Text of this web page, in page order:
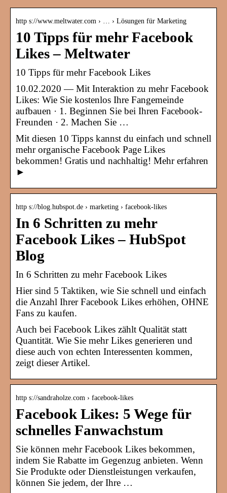
http s://www.meltwater.com › … › Lösungen für Marketing
10 Tipps für mehr Facebook
Likes – Meltwater
10 Tipps für mehr Facebook Likes
10.02.2020 — Mit Interaktion zu mehr Facebook
Likes: Wie Sie kostenlos Ihre Fangemeinde
aufbauen · 1. Beginnen Sie bei Ihren Facebook-
Freunden · 2. Machen Sie …
Mit diesen 10 Tipps kannst du einfach und schnell
mehr organische Facebook Page Likes
bekommen! Gratis und nachhaltig! Mehr erfahren
►
http s://blog.hubspot.de › marketing › facebook-likes
In 6 Schritten zu mehr
Facebook Likes – HubSpot
Blog
In 6 Schritten zu mehr Facebook Likes
Hier sind 5 Taktiken, wie Sie schnell und einfach
die Anzahl Ihrer Facebook Likes erhöhen, OHNE
Fans zu kaufen.
Auch bei Facebook Likes zählt Qualität statt
Quantität. Wie Sie mehr Likes generieren und
diese auch von echten Interessenten kommen,
zeigt dieser Artikel.
http s://sandraholze.com › facebook-likes
Facebook Likes: 5 Wege für
schnelles Fanwachstum
Sie können mehr Facebook Likes bekommen,
indem Sie Rabatte im Gegenzug anbieten. Wenn
Sie Produkte oder Dienstleistungen verkaufen,
können Sie jedem, der Ihre …